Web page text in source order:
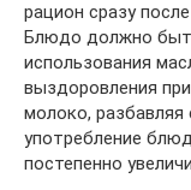
рацион сразу
Блюдо должно
использования
выздоровления
молоко, разбавляя
употребление
постепенно